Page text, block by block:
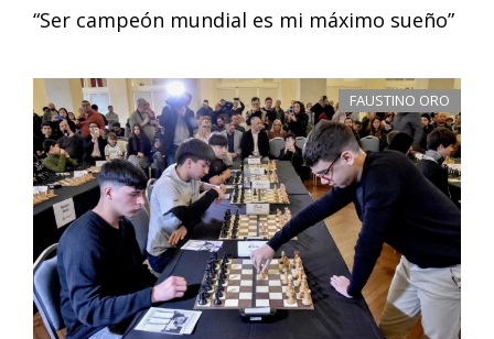
“Ser campeón mundial es mi máximo sueño”
FAUSTINO ORO